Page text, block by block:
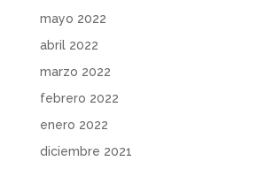
mayo 2022
abril 2022
marzo 2022
febrero 2022
enero 2022
diciembre 2021